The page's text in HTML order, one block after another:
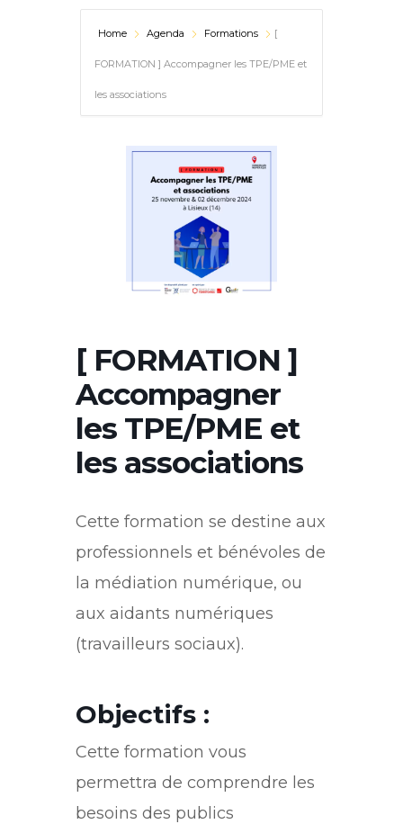
Home Agenda Formations [
FORMATION ] Accompagner les TPE/PME et
les associations
[ FORMATION ]
Accompagner
les TPE/PME et
les associations
Cette formation se destine aux
professionnels et bénévoles de
la médiation numérique, ou
aux aidants numériques
(travailleurs sociaux).
Objectifs :
Cette formation vous
permettra de comprendre les
besoins des publics